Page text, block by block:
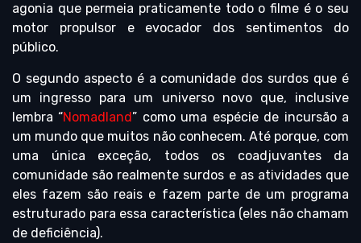
agonia que permeia praticamente todo o filme é o seu
motor propulsor e evocador dos sentimentos do
público.
O segundo aspecto é a comunidade dos surdos que é
um ingresso para um universo novo que, inclusive
lembra “Nomadland” como uma espécie de incursão a
um mundo que muitos não conhecem. Até porque, com
uma única exceção, todos os coadjuvantes da
comunidade são realmente surdos e as atividades que
eles fazem são reais e fazem parte de um programa
estruturado para essa característica (eles não chamam
de deficiência).